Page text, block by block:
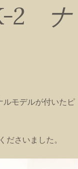
2 ナ
ルモデルが付いたピ
ださいました。